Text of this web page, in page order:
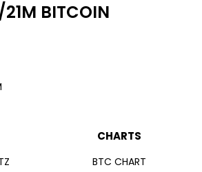
BITCOIN
CHARTS
BTC CHART